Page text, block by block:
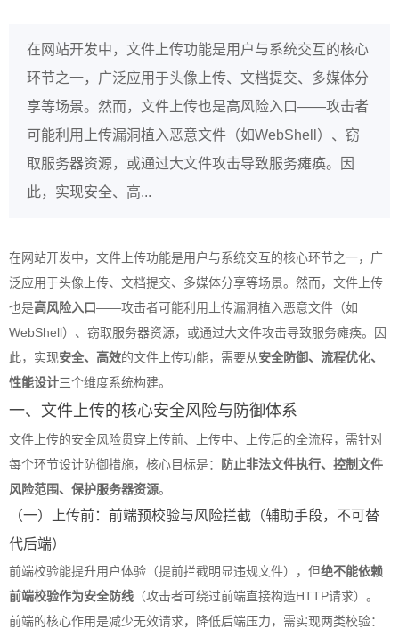
在网站开发中，文件上传功能是用户与系统交互的核心
环节之一，广泛应用于头像上传、文档提交、多媒体分
享等场景。然而，文件上传也是高风险入口——攻击者
可能利用上传漏洞植入恶意文件（如WebShell）、窃
取服务器资源，或通过大文件攻击导致服务瘫痪。因
此，实现安全、高...
在网站开发中，文件上传功能是用户与系统交互的核心环节之一，广
泛应用于头像上传、文档提交、多媒体分享等场景。然而，文件上传
也是高风险入口——攻击者可能利用上传漏洞植入恶意文件（如
WebShell）、窃取服务器资源，或通过大文件攻击导致服务瘫痪。因
此，实现安全、高效的文件上传功能，需要从安全防御、流程优化、
性能设计三个维度系统构建。
一、文件上传的核心安全风险与防御体系
文件上传的安全风险贯穿上传前、上传中、上传后的全流程，需针对
每个环节设计防御措施，核心目标是：
防止非法文件执行、控制文件
风险范围、保护服务器资源。
（一）上传前：前端预校验与风险拦截（辅助手段，不可替
代后端）
前端校验能提升用户体验（提前拦截明显违规文件），但绝不能依赖
前端校验作为安全防线 （攻击者可绕过前端直接构造HTTP请求）。
前端的核心作用是减少无效请求，降低后端压力，需实现两类校验：